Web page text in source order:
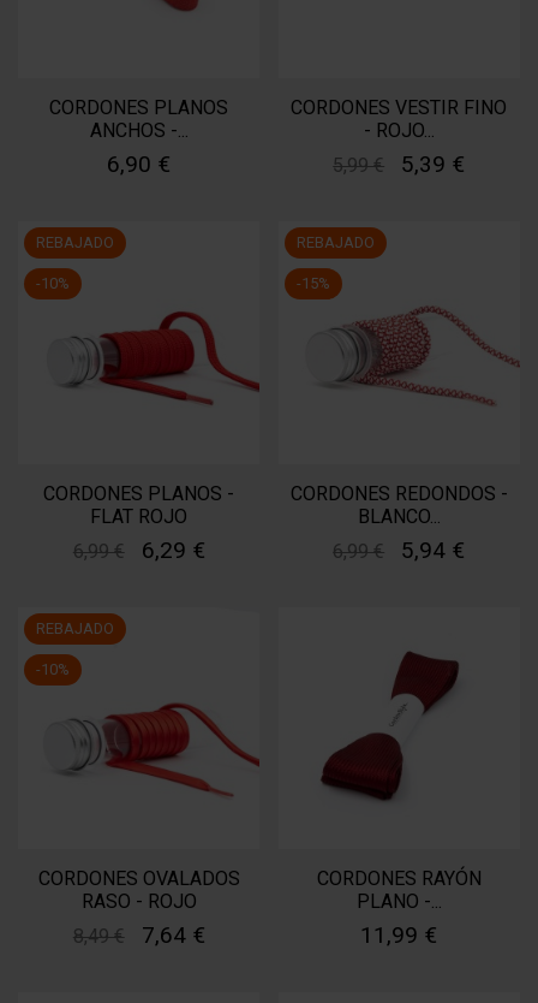
CORDONES PLANOS
ANCHOS -...
6,90 €
CORDONES VESTIR FINO
- ROJO...
5,99 €
5,39 €
CORDONES PLANOS -
FLAT ROJO
6,99 €
6,29 €
REBAJADO
-10%
CORDONES REDONDOS -
BLANCO...
6,99 €
5,94 €
REBAJADO
-15%
CORDONES OVALADOS
RASO - ROJO
8,49 €
7,64 €
REBAJADO
-10%
CORDONES RAYÓN
PLANO -...
11,99 €